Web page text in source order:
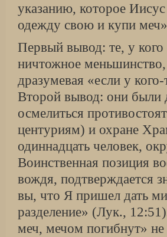
указанию, которое
одежду свою и купи
Первый вывод: те, у
ничтожное
дразумевая «если у
Второй вывод: они были
осмелиться
центуриям) и охране
одиннадцать человек,
Воинственная позиция
вождя, подтверждается
вы, что Я пришел дать
разделение» (Лук.,
меч, мечом погибнут»